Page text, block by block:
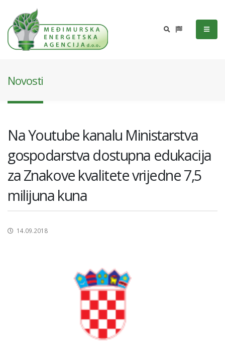
Novosti
Na Youtube kanalu Ministarstva
gospodarstva dostupna edukacija
za Znakove kvalitete vrijedne 7,5
milijuna kuna
14.09.2018